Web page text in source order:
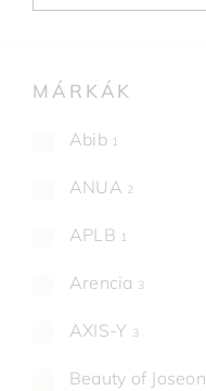
MÁRKÁK
Abib 1
ANUA 2
APLB 1
Arencia 3
AXIS-Y 3
Beauty of Joseon